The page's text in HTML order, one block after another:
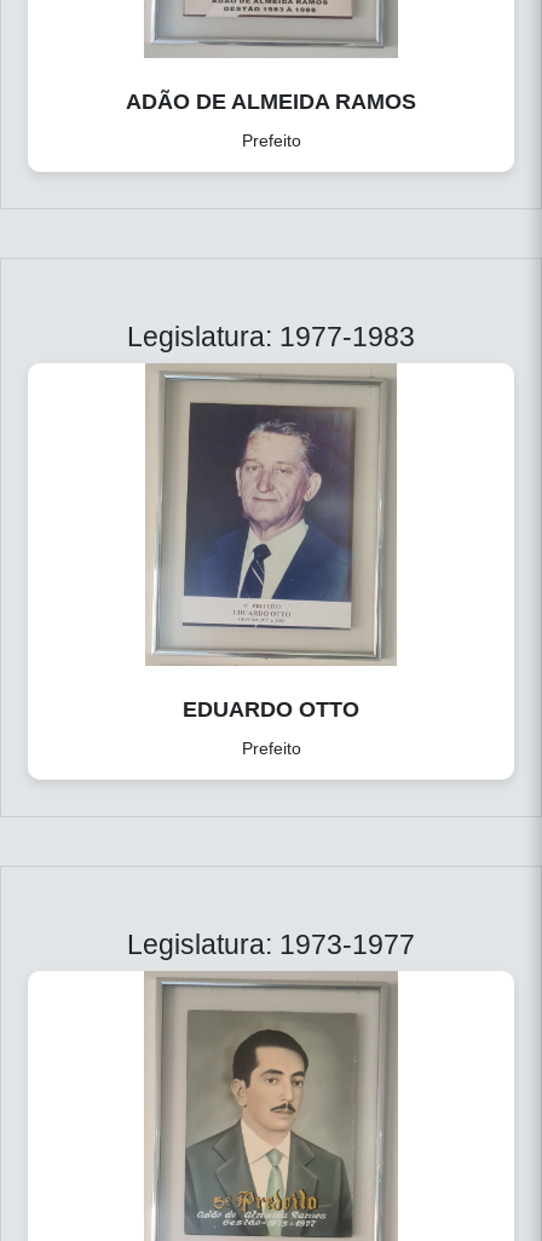
ADÃO DE ALMEIDA RAMOS
Prefeito
Legislatura: 1977-1983
EDUARDO OTTO
Prefeito
Legislatura: 1973-1977